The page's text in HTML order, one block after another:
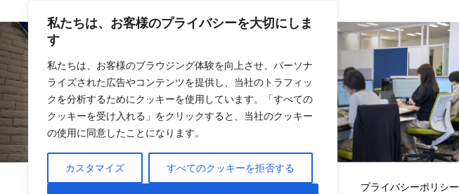
私たちは、お客様のプライバシーを大切にしま
す
私たちは、お客様のブラウジング体験を向上させ、パーソナ
ライズされた広告やコンテンツを提供し、当社のトラフィッ
クを分析するためにクッキーを使用しています。「すべての
クッキーを受け入れる」をクリックすると、当社のクッキー
の使用に同意したことになります。
カスタマイズ すべてのクッキーを拒否する
会社概要 事業内容
情報セキュリティ基本方針 プライバシーポリシー